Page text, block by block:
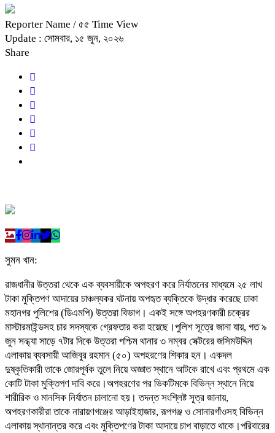
Reporter Name / ৫৫ Time View
Update : সোমবার, ১৫ জুন, ২০২৬
Share
সুমন খান:
রাজধানীর উত্তরা থেকে এক ব্যবসায়ীকে অপহরণ করে নির্যাতনের মাধ্যমে ২৫ লাখ
টাকা মুক্তিপণ আদায়ের চাঞ্চল্যকর ঘটনায় অপহৃত ব্যক্তিকে উদ্ধার করেছে ঢাকা
মহানগর পুলিশের (ডিএমপি) উত্তরা বিভাগ। একই সঙ্গে অপহরণকারী চক্রের
মাস্টারমাইন্ডসহ চার সদস্যকে গ্রেফতার করা হয়েছে।পুলিশ সূত্রে জানা যায়, গত ৯
জুন সন্ধ্যা সাড়ে ৭টার দিকে উত্তরা পশ্চিম থানার ৩ নম্বর সেক্টরের জসিমউদ্দিন
এলাকায় ব্যবসায়ী আজিবুর রহমান (৫০) অপহরণের শিকার হন। একদল
দুষ্কৃতিকারী তাকে জোরপূর্বক তুলে নিয়ে অজ্ঞাত স্থানে আটকে রাখে এবং প্রথমে এক
কোটি টাকা মুক্তিপণ দাবি করে।অপহরণের পর ভিকটিমকে বিভিন্ন স্থানে নিয়ে
শারীরিক ও মানসিক নির্যাতন চালানো হয়। তদন্ত সংশ্লিষ্ট সূত্র জানায়,
অপহরণকারীরা তাকে নারায়ণগঞ্জের আড়াইহাজার, রূপগঞ্জ ও সোনারগাঁওসহ বিভিন্ন
এলাকায় স্থানান্তর করে এবং মুক্তিপণের টাকা আদায়ে চাপ বাড়াতে থাকে।পরিবারের